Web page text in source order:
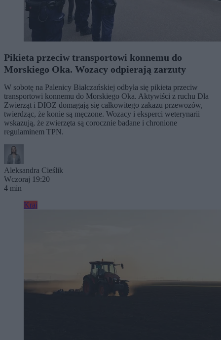
Pikieta przeciw transportowi konnemu do
Morskiego Oka. Wozacy odpierają zarzuty
W sobotę na Palenicy Białczańskiej odbyła się pikieta przeciw
transportowi konnemu do Morskiego Oka. Aktywiści z ruchu Dla
Zwierząt i DIOZ domagają się całkowitego zakazu przewozów,
twierdząc, że konie są męczone. Wozacy i eksperci weterynarii
wskazują, że zwierzęta są corocznie badane i chronione
regulaminem TPN.
Aleksandra Cieślik
Wczoraj 19:20
4 min
Kraj